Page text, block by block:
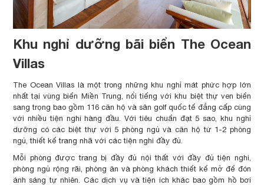
Khu nghỉ dưỡng bãi biển The Ocean
Villas
The Ocean Villas là một trong những khu nghỉ mát phức hợp lớn
nhất tại vùng biển Miền Trung, nổi tiếng với khu biệt thự ven biển
sang trọng bao gồm 116 căn hộ và sân golf quốc tế đẳng cấp cùng
với nhiều tiện nghi hàng đầu. Với tiêu chuẩn đạt 5 sao, khu nghỉ
dưỡng có các biệt thự với 5 phòng ngủ và căn hộ từ 1-2 phòng
ngủ, thiết kế trang nhã với các tiện nghi đầy đủ.
Mỗi phòng được trang bị đầy đủ nội thất với đầy đủ tiện nghi,
phòng ngủ rộng rãi, phòng ăn và phòng khách thiết kế mở để đón
ánh sáng tự nhiên. Các dịch vụ và tiện ích khác bao gồm hồ bơi